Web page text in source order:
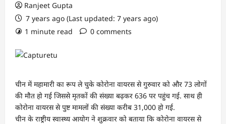
Ranjeet Gupta
7 years ago (Last updated: 7 years ago)
1 minute read
0 comments
चीन में महामारी का रूप ले चुके कोरोना वायरस से गुरुवार को और 73 लोगों
की मौत हो गई जिससे मृतकों की संख्या बढ़कर 636 पर पहुंच गई. साथ ही
कोरोना वायरस से पुष्ट मामलों की संख्या करीब 31,000 हो गई.
चीन के राष्ट्रीय स्वास्थ्य आयोग ने शुक्रवार को बताया कि कोरोना वायरस से